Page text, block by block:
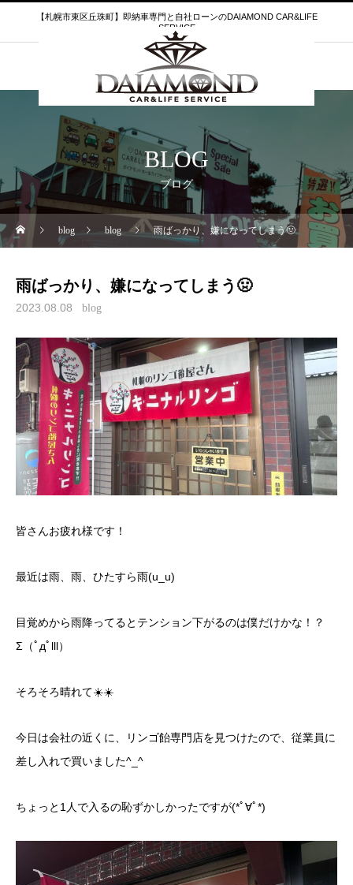
【札幌市東区丘珠町】即納車専門と自社ローンのDAIAMOND CAR&LIFE
SERVICE
BLOG
ブログ
blog blog 雨ばっかり、嫌になってしまう🤢
雨ばっかり、嫌になってしまう🤢
2023.08.08 blog
皆さんお疲れ様です！
最近は雨、雨、ひたすら雨(u_u)
目覚めから雨降ってるとテンション下がるのは僕だけかな！？
Σ（ﾟдﾟlll）
そろそろ晴れて☀️☀️
今日は会社の近くに、リンゴ飴専門店を見つけたので、従業員に
差し入れで買いました^_^
ちょっと1人で入るの恥ずかしかったですが(*ﾟ∀ﾟ*)